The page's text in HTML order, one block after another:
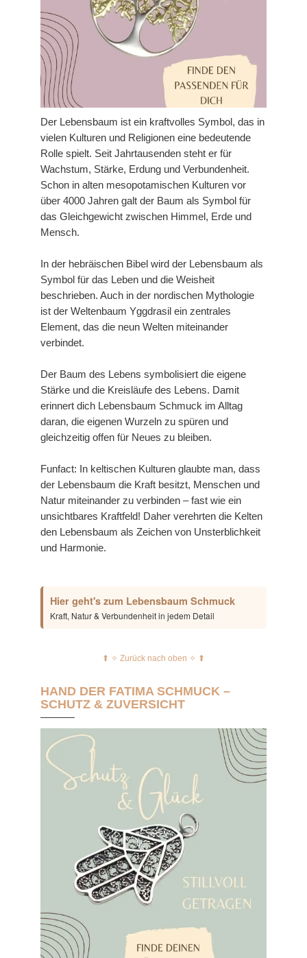
Der Lebensbaum ist ein kraftvolles Symbol, das in
vielen Kulturen und Religionen eine bedeutende
Rolle spielt. Seit Jahrtausenden steht er für
Wachstum, Stärke, Erdung und Verbundenheit.
Schon in alten mesopotamischen Kulturen vor
über 4000 Jahren galt der Baum als Symbol für
das Gleichgewicht zwischen Himmel, Erde und
Mensch.
In der hebräischen Bibel wird der Lebensbaum als
Symbol für das Leben und die Weisheit
beschrieben. Auch in der nordischen Mythologie
ist der Weltenbaum Yggdrasil ein zentrales
Element, das die neun Welten miteinander
verbindet.
Der Baum des Lebens symbolisiert die eigene
Stärke und die Kreisläufe des Lebens. Damit
erinnert dich Lebensbaum Schmuck im Alltag
daran, die eigenen Wurzeln zu spüren und
gleichzeitig offen für Neues zu bleiben.
Funfact: In keltischen Kulturen glaubte man, dass
der Lebensbaum die Kraft besitzt, Menschen und
Natur miteinander zu verbinden – fast wie ein
unsichtbares Kraftfeld! Daher verehrten die Kelten
den Lebensbaum als Zeichen von Unsterblichkeit
und Harmonie.
Hier geht's zum Lebensbaum Schmuck
Kraft, Natur & Verbundenheit in jedem Detail
⬆︎ ✧ Zurück nach oben ✧ ⬆︎
HAND DER FATIMA SCHMUCK –
SCHUTZ & ZUVERSICHT